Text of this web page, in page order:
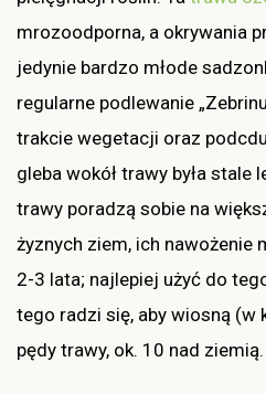
mrozoodporna, a okrywania
jedynie bardzo młode
regularne podlewanie
trakcie wegetacji oraz
gleba wokół trawy była stale
trawy poradzą sobie na
żyznych ziem, ich nawożenie
2-3 lata; najlepiej użyć do
tego radzi się, aby wiosną (w
pędy trawy, ok. 10 nad ziemią.